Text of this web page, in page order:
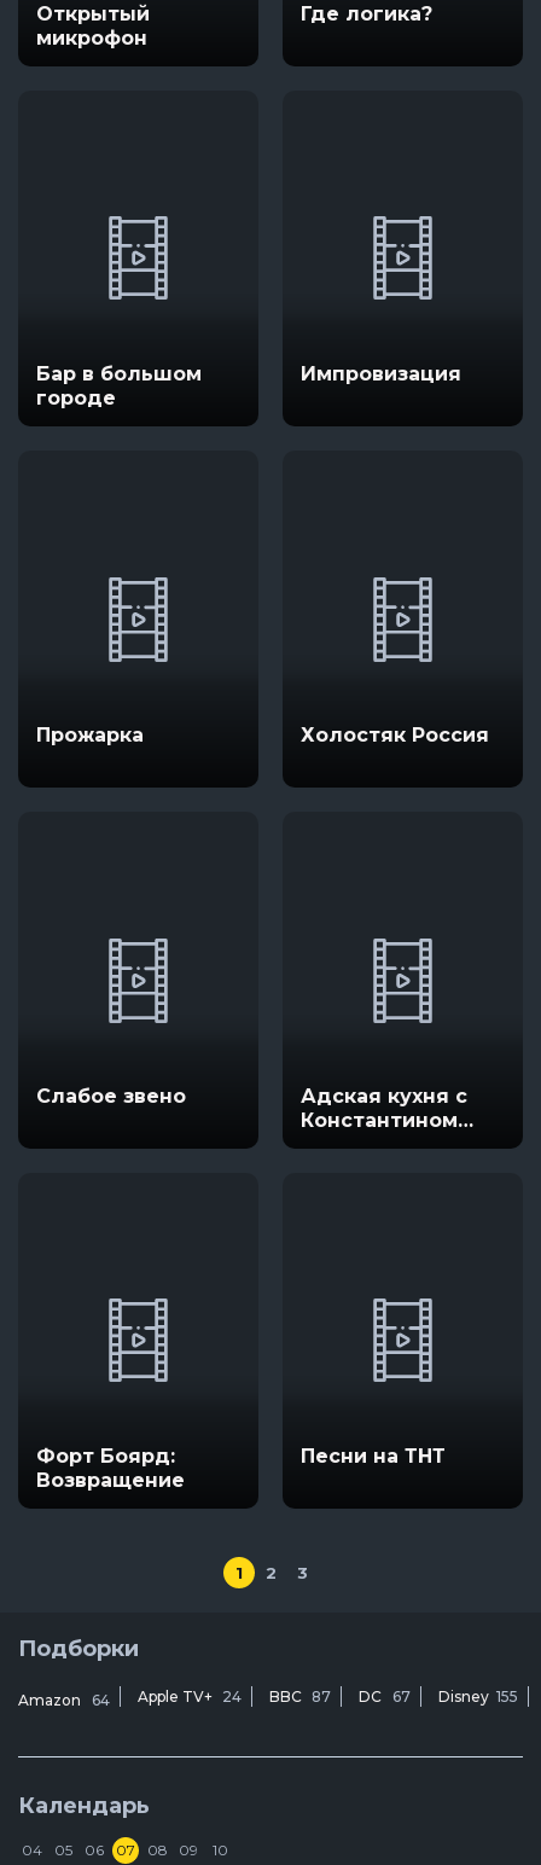
Открытый
микрофон
Где логика?
Бар в большом
городе
Импровизация
Прожарка Холостяк Россия
Слабое звено
Адская кухня с
Константином
Ивлевым
Форт Боярд:
Возвращение
Песни на ТНТ
1 2 3
Подборки
Amazon 64 Apple TV+ 24 BBC 87 DC 67 Disney 155
Календарь
04 05 06 07 08 09 10